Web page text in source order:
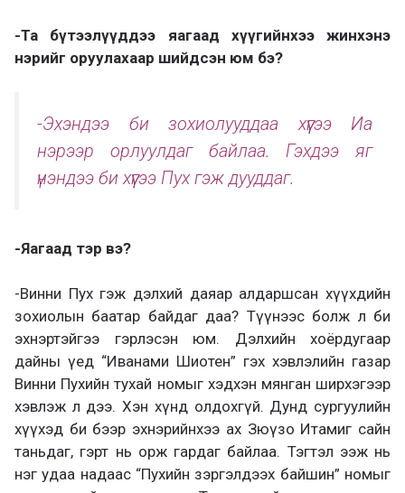
-Та бүтээлүүддээ яагаад хүүгийнхээ жинхэнэ
нэрийг оруулахаар шийдсэн юм бэ?
-Эхэндээ би зохиолууддаа хүүгээ Иа
нэрээр орлуулдаг байлаа. Гэхдээ яг
үнэндээ би хүүгээ Пух гэж дууддаг.
-Яагаад тэр вэ?
-Винни Пух гэж дэлхий даяар алдаршсан хүүхдийн
зохиолын баатар байдаг даа? Түүнээс болж л би
эхнэртэйгээ гэрлэсэн юм. Дэлхийн хоёрдугаар
дайны үед “Иванами Шиотен” гэх хэвлэлийн газар
Винни Пухийн тухай номыг хэдхэн мянган ширхэгээр
хэвлэж л дээ. Хэн хүнд олдохгүй. Дунд сургуулийн
хүүхэд би бээр эхнэрийнхээ ах Зюүзо Итамиг сайн
таньдаг, гэрт нь орж гардаг байлаа. Тэгтэл ээж нь
нэг удаа надаас “Пухийн зэргэлдээх байшин” номыг